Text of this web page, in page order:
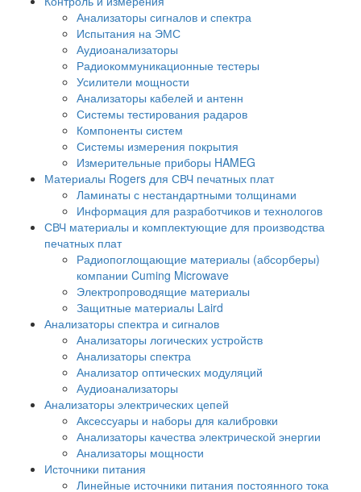
Анализаторы сигналов и спектра
Испытания на ЭМС
Аудиоанализаторы
Радиокоммуникационные тестеры
Усилители мощности
Анализаторы кабелей и антенн
Системы тестирования радаров
Компоненты систем
Системы измерения покрытия
Измерительные приборы HAMEG
Материалы Rogers для СВЧ печатных плат
Ламинаты с нестандартными толщинами
Информация для разработчиков и технологов
СВЧ материалы и комплектующие для производства
печатных плат
Радиопоглощающие материалы (абсорберы)
компании Cuming Microwave
Электропроводящие материалы
Защитные материалы Laird
Анализаторы спектра и сигналов
Анализаторы логических устройств
Анализаторы спектра
Анализатор оптических модуляций
Аудиоанализаторы
Анализаторы электрических цепей
Аксессуары и наборы для калибровки
Анализаторы качества электрической энергии
Анализаторы мощности
Источники питания
Линейные источники питания постоянного тока